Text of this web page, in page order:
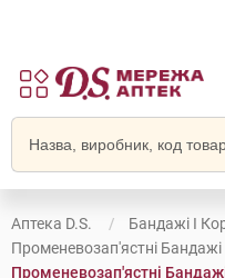
Аптека D.S.
Бандажі І
Променевозап'ястні Бандажі
Променевозап'ястні